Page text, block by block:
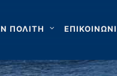
ΠΟΛΙΤΗ